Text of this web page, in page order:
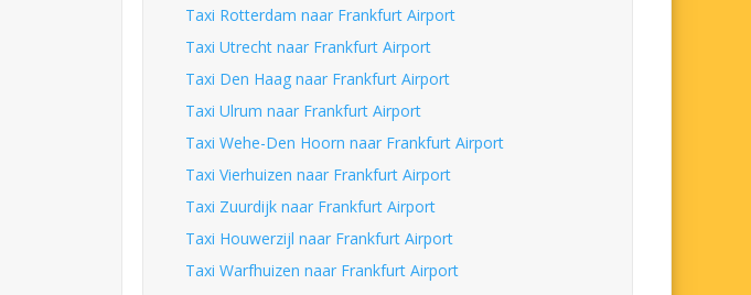
Taxi Rotterdam naar Frankfurt Airport
Taxi Utrecht naar Frankfurt Airport
Taxi Den Haag naar Frankfurt Airport
Taxi Ulrum naar Frankfurt Airport
Taxi Wehe-Den Hoorn naar Frankfurt Airport
Taxi Vierhuizen naar Frankfurt Airport
Taxi Zuurdijk naar Frankfurt Airport
Taxi Houwerzijl naar Frankfurt Airport
Taxi Warfhuizen naar Frankfurt Airport